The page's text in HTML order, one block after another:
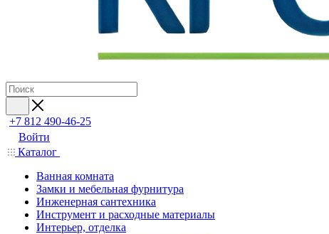
+7 812 490-46-25
Войти
Каталог
Ванная комната
Замки и мебельная фурнитура
Инженерная сантехника
Инструмент и расходные материалы
Интерьер, отделка